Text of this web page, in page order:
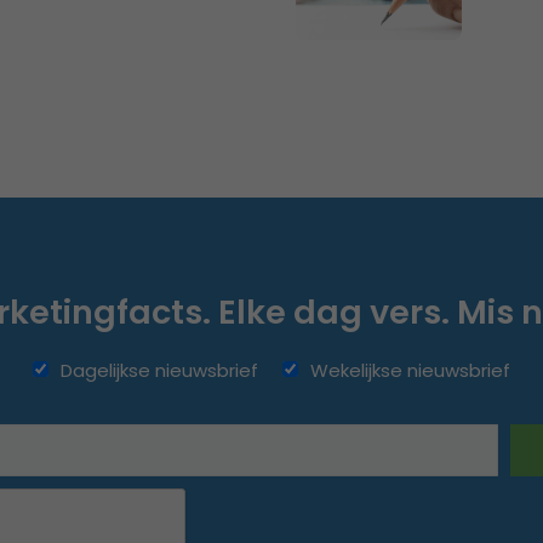
Elke dag vers. Mis
Dagelijkse nieuwsbrief Wekelijkse nieuwsbrief